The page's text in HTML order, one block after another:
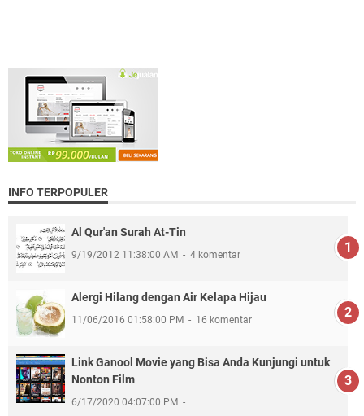
INFO TERPOPULER
Al Qur'an Surah At-Tin
9/19/2012 11:38:00 AM 4 komentar
Alergi Hilang dengan Air Kelapa Hijau
11/06/2016 01:58:00 PM 16 komentar
Link Ganool Movie yang Bisa Anda Kunjungi untuk
Nonton Film
6/17/2020 04:07:00 PM